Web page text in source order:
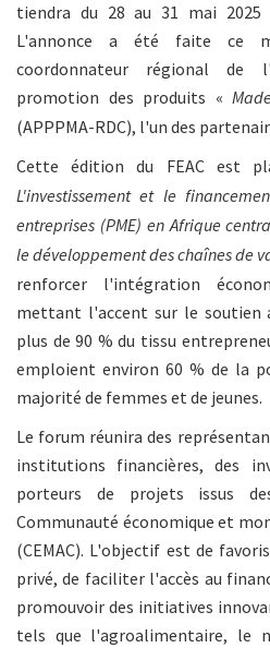
tiendra du 28 au 31 mai 2025
L'annonce a été faite ce
coordonnateur régional de
promotion des produits «
(APPPMA-RDC), l'un des
Cette édition du FEAC est
L'investissement et le
entreprises (PME) en Afrique
le développement des chaînes de
renforcer l'intégration
mettant l'accent sur le soutien
plus de 90 % du tissu
emploient environ 60 % de la
majorité de femmes et de jeunes.
Le forum réunira des
institutions financières, des
porteurs de projets issus
Communauté économique et
(CEMAC). L'objectif est de
privé, de faciliter l'accès au
promouvoir des initiatives
tels que l'agroalimentaire, le